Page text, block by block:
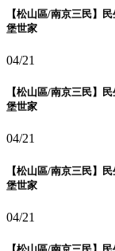
【松山區/南京三民】
堡世家
04/21
【松山區/南京三民】
堡世家
04/21
【松山區/南京三民】
堡世家
04/21